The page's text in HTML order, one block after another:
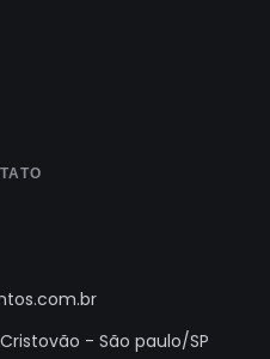
- São paulo/SP